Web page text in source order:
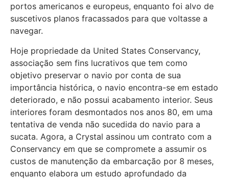
portos americanos e europeus, enquanto foi alvo de
suscetivos planos fracassados para que voltasse a
navegar.
Hoje propriedade da United States Conservancy,
associação sem fins lucrativos que tem como
objetivo preservar o navio por conta de sua
importância histórica, o navio encontra-se em estado
deteriorado, e não possui acabamento interior. Seus
interiores foram desmontados nos anos 80, em uma
tentativa de venda não sucedida do navio para a
sucata. Agora, a Crystal assinou um contrato com a
Conservancy em que se compromete a assumir os
custos de manutenção da embarcação por 8 meses,
enquanto elabora um estudo aprofundado da